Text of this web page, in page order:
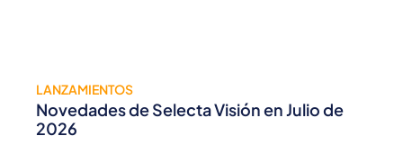
LANZAMIENTOS
Novedades de Selecta Visión en Julio de
2026